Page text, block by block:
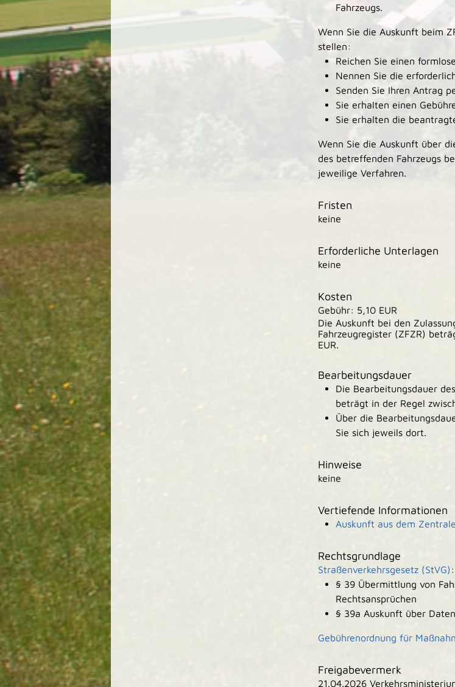
Fahrzeugs.
Wenn Sie die Auskunft beim
stellen:
Reichen Sie einen
Nennen Sie die
Senden Sie Ihren Antrag
Sie erhalten einen
Sie erhalten die
Wenn Sie die Auskunft über
des betreffenden Fahrzeugs
jeweilige Verfahren.
Fristen
keine
Erforderliche Unterlagen
keine
Kosten
Gebühr: 5,10 EUR
Die Auskunft bei den
Fahrzeugregister (ZFZR)
EUR.
Bearbeitungsdauer
Die Bearbeitungsdauer
beträgt in der Regel
Über die
Sie sich jeweils dort.
Hinweise
keine
Vertiefende Informationen
Auskunft aus dem
Rechtsgrundlage
Straßenverkehrsgesetz (StVG) :
§ 39 Übermittlung von
Rechtsansprüchen
§ 39a Auskunft über Daten
Gebührenordnung für
Freigabevermerk
21.04.2026